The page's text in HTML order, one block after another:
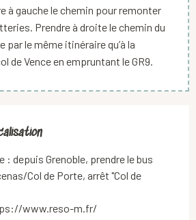
à gauche le chemin pour remonter
Prendre à droite le chemin du
par le même itinéraire qu’à la
de Vence en empruntant le GR9.
: depuis Grenoble, prendre le bus
Col de Porte, arrêt "Col de
www.reso-m.fr/